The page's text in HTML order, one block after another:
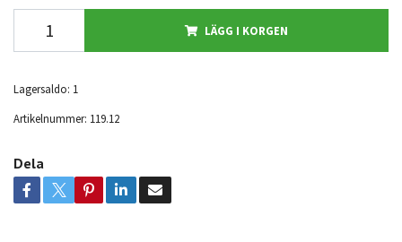
LÄGG I KORGEN
Lagersaldo: 1
Artikelnummer: 119.12
Dela